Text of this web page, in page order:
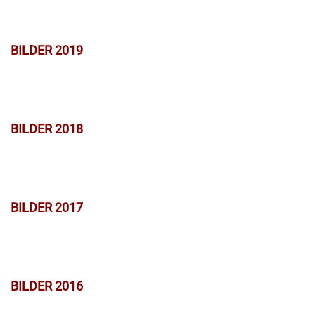
BILDER 2019
BILDER 2018
BILDER 2017
BILDER 2016